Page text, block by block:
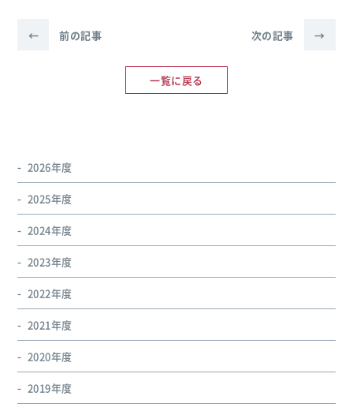
← 前の記事
一覧に戻る
次の記事 →
2026年度
2025年度
2024年度
2023年度
2022年度
2021年度
2020年度
2019年度